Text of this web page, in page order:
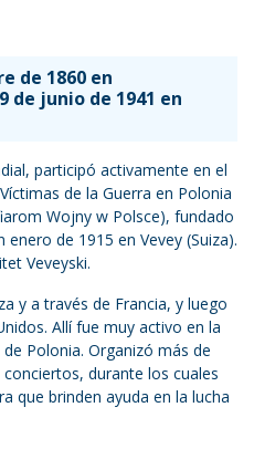
de 1860 en
de junio de 1941 en
participó activamente en el
de la Guerra en Polonia
Wojny w Polsce), fundado
de 1915 en Vevey (Suiza).
Veveyski.
y a través de Francia, y luego
Allí fue muy activo en la
Polonia. Organizó más de
durante los cuales
que brinden ayuda en la lucha